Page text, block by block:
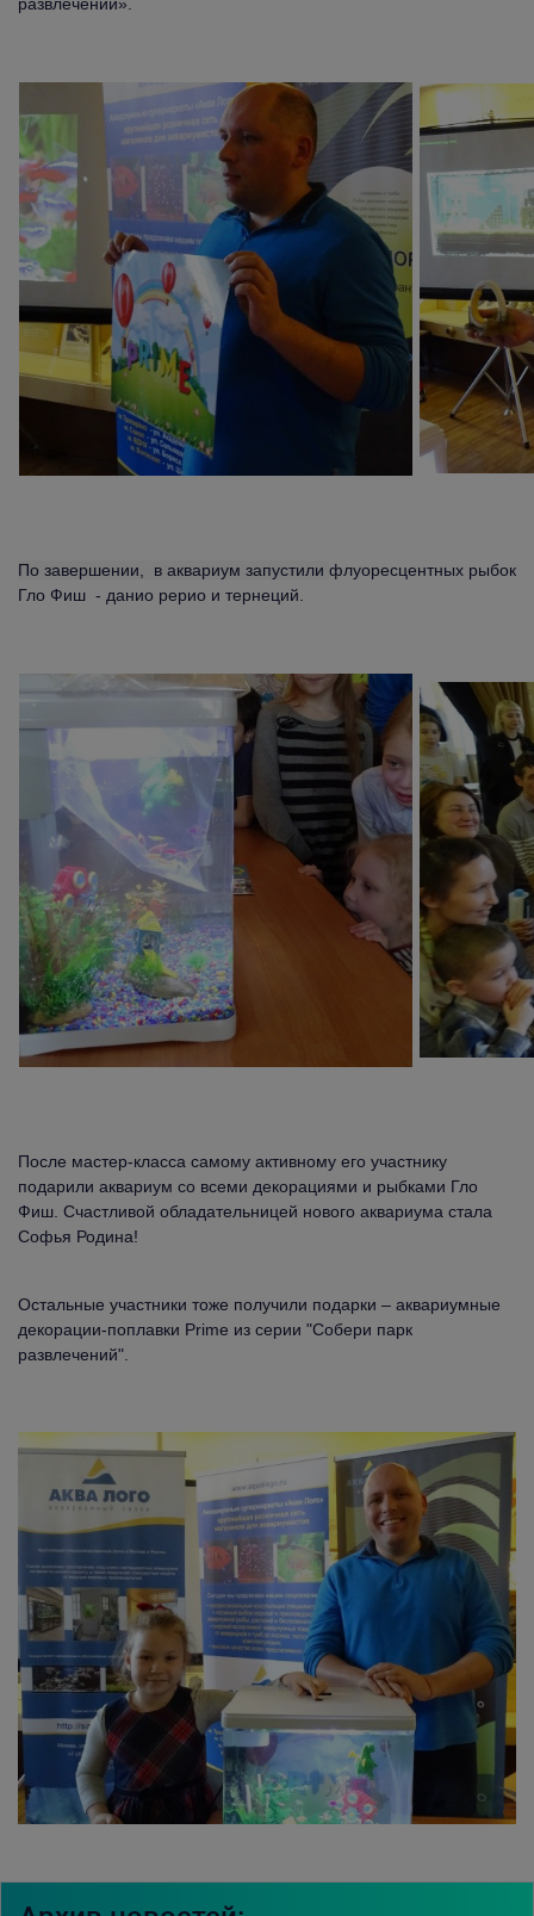
По завершении, в аквариум запустили флуоресцентных рыбок
Гло Фиш - данио рерио и тернеций.
После мастер-класса самому активному его участнику
подарили аквариум со всеми декорациями и рыбками Гло
Фиш. Счастливой обладательницей нового аквариума стала
Софья Родина!
Остальные участники тоже получили подарки – аквариумные
декорации-поплавки Prime из серии "Собери парк
развлечений".